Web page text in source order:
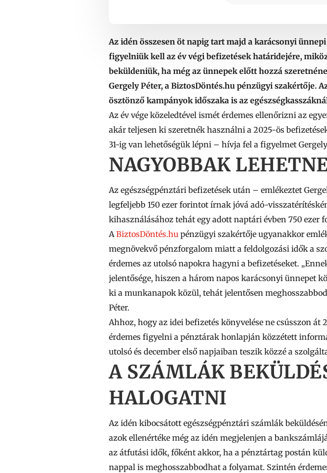
Az idén összesen öt napig tart majd a karácsonyi
figyelniük kell az év végi befizetések határidejére,
beküldeniük, ha még az ünnepek előtt hozzá
Gergely Péter, a BiztosDöntés.hu pénzügyi szakértője.
ösztönző kampányok időszaka is az
Az év vége közeledtével ismét érdemes ellenőrizni az
akár teljesen ki szeretnék használni a 2025-ös
31-ig van lehetőségük lépni – hívja fel a figyelmet
NAGYOBBAK
Az egészségpénztári befizetések után – emlékeztet
legfeljebb 150 ezer forintot írnak jóvá adó-
kihasználásához tehát egy adott naptári évben 750 ezer
ABiztosDöntés.hu pénzügyi szakértője ugyanakkor
megnövekvő pénzforgalom miatt a feldolgozási idők a
érdemes az utolsó napokra hagyni a befizetéseket.
jelentősége, hiszen a három napos karácsonyi ünnepet
ki a munkanapok közül, tehát jelentősen
Péter.
Ahhoz, hogy az idei befizetés könyvelése ne csússzon
érdemes figyelni a pénztárak honlapján közzétett
utolsó és december első napjaiban teszik közzé a
A SZÁMLÁK
HALOGATNI
Az idén kibocsátott egészségpénztári számlák
azok ellenértéke még az idén megjelenjen a
az átfutási idők, főként akkor, ha a pénztártag postán
nappal is meghosszabbodhat a folyamat. Szintén